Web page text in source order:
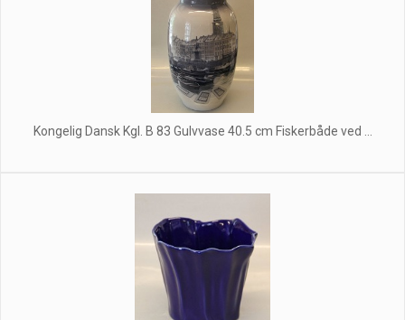
Kongelig Dansk Kgl. B 83 Gulvvase 40.5 cm Fiskerbåde ved ...